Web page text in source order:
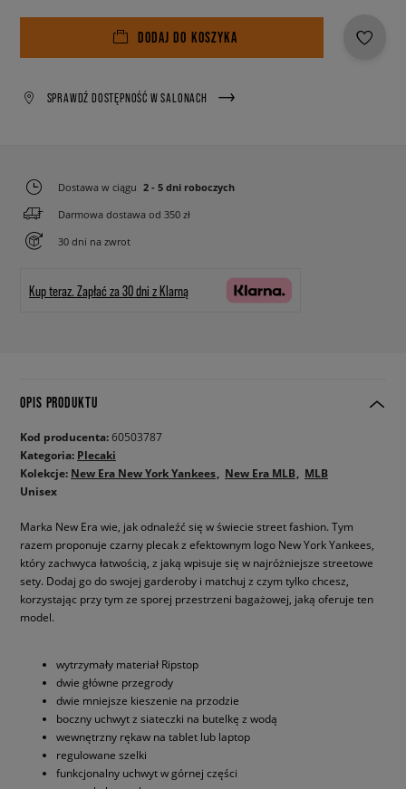
DODAJ DO KOSZYKA
SPRAWDŹ DOSTĘPNOŚĆ W SALONACH
Dostawa w ciągu 2 - 5 dni roboczych
Darmowa dostawa od 350 zł
30 dni na zwrot
Kup teraz. Zapłać za 30 dni z Klarną
OPIS PRODUKTU
Kod producenta:60503787
Kategoria: Plecaki
Kolekcje: New Era New York Yankees New Era MLB
MLB
Unisex
Marka New Era wie, jak odnaleźć się w świecie street fashion. Tym
razem proponuje czarny plecak z efektownym logo New York Yankees,
który zachwyca łatwością, z jaką wpisuje się w najróżniejsze streetowe
sety. Dodaj go do swojej garderoby i matchuj z czym tylko chcesz,
korzystając przy tym ze sporej przestrzeni bagażowej, jaką oferuje ten
model.
wytrzymały materiał Ripstop
dwie główne przegrody
dwie mniejsze kieszenie na przodzie
boczny uchwyt z siateczki na butelkę z wodą
wewnętrzny rękaw na tablet lub laptop
regulowane szelki
funkcjonalny uchwyt w górnej części